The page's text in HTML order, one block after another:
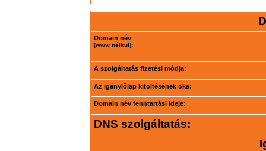
Domain név
(www nélkül):
A szolgáltatás fizetési módja:
Az igénylőlap kitöltésének oka:
Domain név fenntartási ideje:
DNS szolgáltatás: